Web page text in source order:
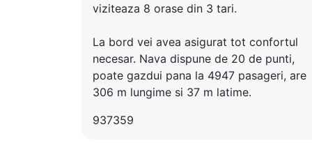
viziteaza 8 orase din 3 tari.
La bord vei avea asigurat tot confortul
necesar. Nava dispune de 20 de punti,
poate gazdui pana la 4947 pasageri, are
306 m lungime si 37 m latime.
937359